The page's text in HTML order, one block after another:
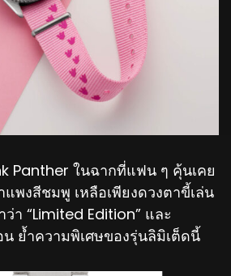
Panther ในฉากที่แฟน ๆ คุ้นเคย
พงสีชมพู เหลือเพียงดวงตาขี้เล่น
า “Limited Edition” และ
น ย้ำความพิเศษของรุ่นลิมิเต็ดนี้